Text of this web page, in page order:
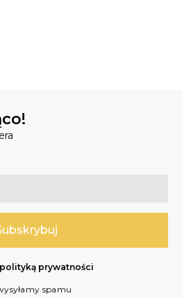
polityką prywatności
spamu